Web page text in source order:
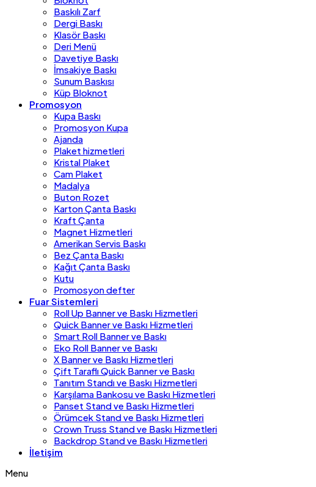
Baskılı Zarf
Dergi Baskı
Klasör Baskı
Deri Menü
Davetiye Baskı
İmsakiye Baskı
Sunum Baskısı
Küp Bloknot
Promosyon
Kupa Baskı
Promosyon Kupa
Ajanda
Plaket hizmetleri
Kristal Plaket
Cam Plaket
Madalya
Buton Rozet
Karton Çanta Baskı
Kraft Çanta
Magnet Hizmetleri
Amerikan Servis Baskı
Bez Çanta Baskı
Kağıt Çanta Baskı
Kutu
Promosyon defter
Fuar Sistemleri
Roll Up Banner ve Baskı Hizmetleri
Quick Banner ve Baskı Hizmetleri
Smart Roll Banner ve Baskı
Eko Roll Banner ve Baskı
X Banner ve Baskı Hizmetleri
Çift Taraflı Quick Banner ve Baskı
Tanıtım Standı ve Baskı Hizmetleri
Karşılama Bankosu ve Baskı Hizmetleri
Panset Stand ve Baskı Hizmetleri
Örümcek Stand ve Baskı Hizmetleri
Crown Truss Stand ve Baskı Hizmetleri
Backdrop Stand ve Baskı Hizmetleri
İletişim
Menu